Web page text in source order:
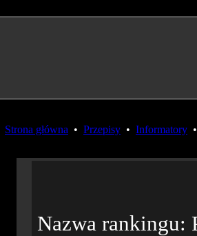
Strona główna • Przepisy • Informatory
Nazwa rankingu: